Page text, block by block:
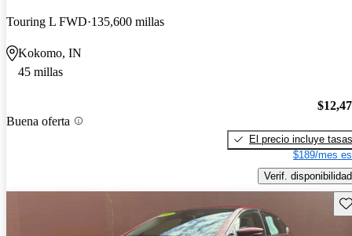
Touring L FWD 135,600 millas
Kokomo, IN
45 millas
Buena oferta
El precio incluye tasas
$189/mes
Verif. disponibilidad